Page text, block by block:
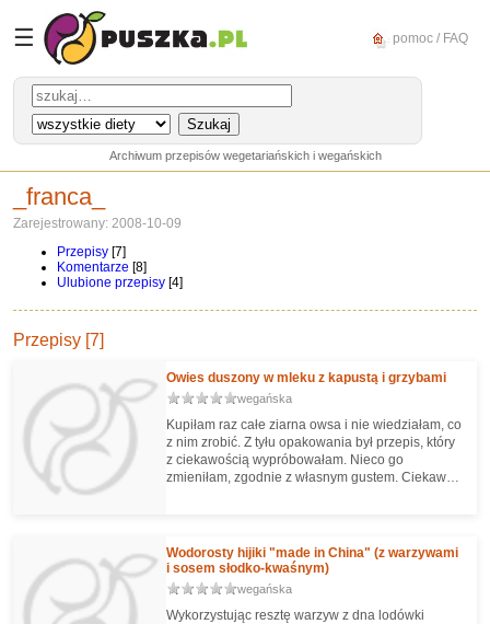
☰ pomoc / FAQ
Archiwum przepisów wegetariańskich i wegańskich
_franca_
Zarejestrowany: 2008-10-09
Przepisy [7]
Komentarze [8]
Ulubione przepisy [4]
Przepisy [7]
Owies duszony w mleku z kapustą i grzybami
wegańska
Kupiłam raz całe ziarna owsa i nie wiedziałam, co
z nim zrobić. Z tyłu opakowania był przepis, który
z ciekawością wypróbowałam. Nieco go
zmieniłam, zgodnie z własnym gustem. Ciekawe
Wodorosty hijiki "made in China" (z warzywami
i sosem słodko-kwaśnym)
wegańska
Wykorzystując resztę warzyw z dna lodówki